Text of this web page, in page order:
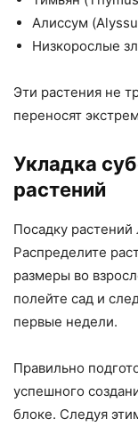
Алиссум
Низкорослые
Эти растения не
переносят
Укладка
растений
Посадку
Распределите
размеры во
полейте сад и
первые недели.
Правильно
успешного
блоке. Следуя